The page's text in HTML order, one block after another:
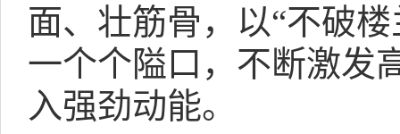
面、壮筋骨，以“不破
一个个隘口，不断激发
入强劲动能。